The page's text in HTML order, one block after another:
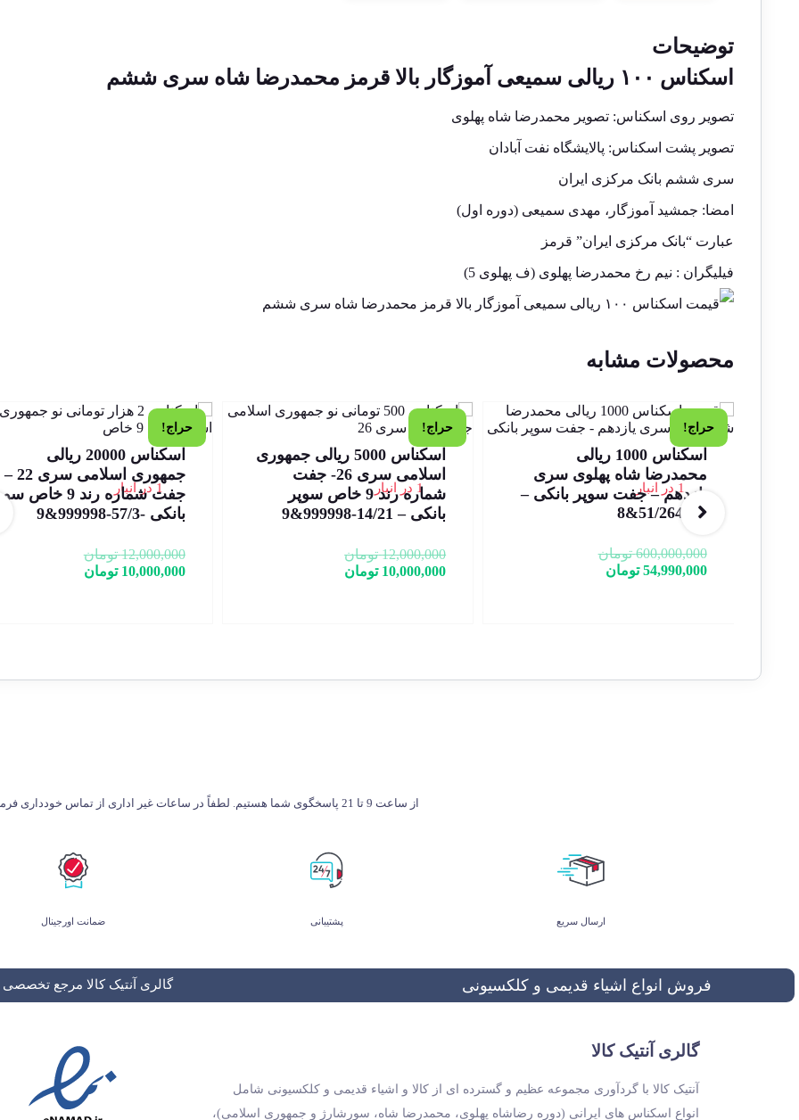
توضیحات
اسکناس ۱۰۰ ریالی سمیعی آموزگار بالا قرمز محمدرضا شاه سری ششم
تصویر روی اسکناس: تصویر محمدرضا شاه پهلوی
تصویر پشت اسکناس: پالایشگاه نفت آبادان
سری ششم بانک مرکزی ایران
امضا: جمشید آموزگار، مهدی سمیعی (دوره اول)
عبارت “بانک مرکزی ایران” قرمز
فیلیگران : نیم رخ محمدرضا پهلوی (ف پهلوی 5)
محصولات مشابه
حراج!
1 در انبار
اسکناس 1000 ریالی
محمدرضا شاه پهلوی سری
یازدهم – جفت سوپر بانکی –
51/264307&8
600,000,000 تومان
54,990,000 تومان
حراج!
1 در انبار
اسکناس 5000 ریالی جمهوری
اسلامی سری 26- جفت
شماره رند 9 خاص سوپر
بانکی – 14/21-999998&9
12,000,000 تومان
10,000,000 تومان
حراج!
1 در انبار
اسکناس 20000 ریالی
جمهوری اسلامی سری 22 –
جفت شماره رند 9 خاص
بانکی -57/3-999998&9
12,000,000 تومان
10,000,000 تومان
از ساعت 9 تا 21 پاسخگوی شما هستیم. لطفاً در ساعات غیر اداری از تماس خودداری فرمایید.
ارسال سریع پشتیبانی ضمانت اورجینال
فروش انواع اشیاء قدیمی و کلکسیونی گالری آنتیک کالا مرجع تخصصی
گالری آنتیک کالا
آنتیک کالا با گردآوری مجموعه عظیم و گسترده ای از کالا و اشیاء قدیمی و کلکسیونی شامل
انواع اسکناس های ایرانی (دوره رضاشاه پهلوی، محمدرضا شاه، سورشارژ و جمهوری اسلامی)،